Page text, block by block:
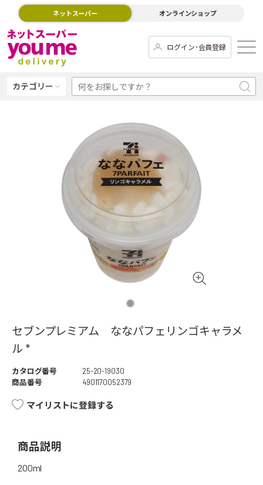
ネットスーパー オンラインショップ
ログイン･会員登録
カテゴリー
セブンプレミアム ななパフェリンゴキャラメ
ル *
カタログ番号
25-20-19030
商品番号
4901170052379
マイリストに登録する
商品説明
200ml